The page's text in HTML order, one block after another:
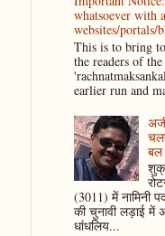
whatsoever with
websites/portals/
This is to bring
the readers of
earlier run and
बल
(3011) में नामिनी
की चुनावी लड़ाई
धांधलिय...